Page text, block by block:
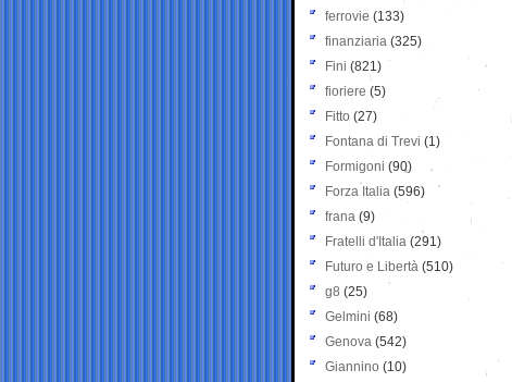
ferrovie (133)
finanziaria (325)
Fini (821)
fioriere (5)
Fitto (27)
Fontana di Trevi (1)
Formigoni (90)
Forza Italia (596)
frana (9)
Fratelli d'Italia (291)
Futuro e Libertà (510)
g8 (25)
Gelmini (68)
Genova (542)
Giannino (10)